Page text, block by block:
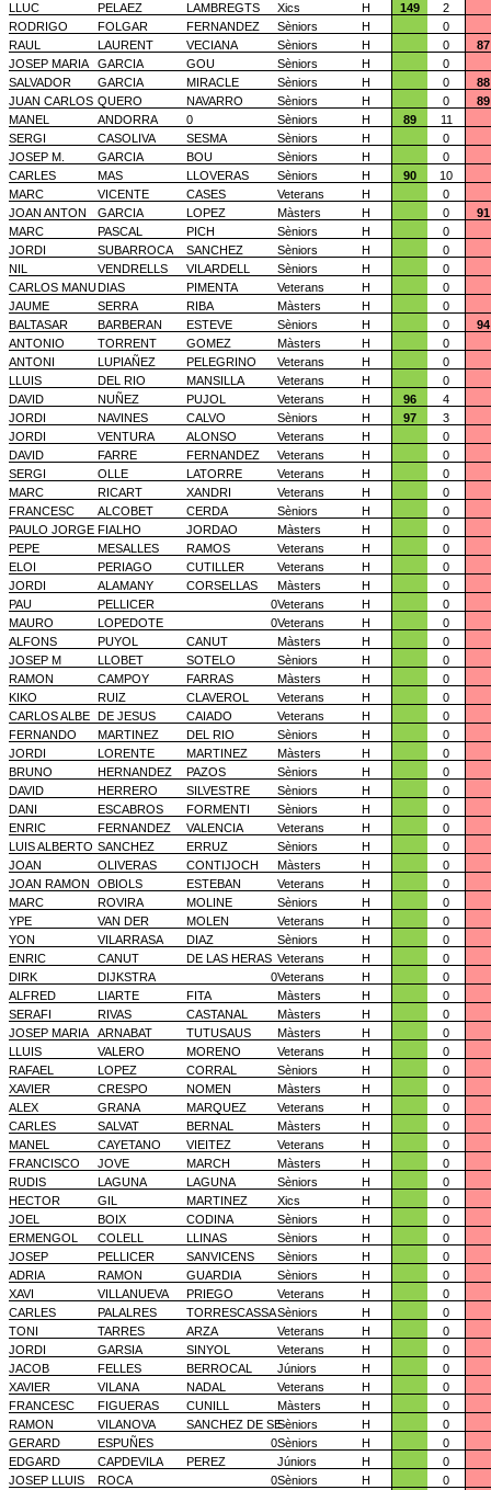
LLUC
PELAEZ LAMBREGTS Xics H 149
2
RODRIGO
FOLGAR FERNANDEZ Sèniors H
0
RAUL
LAURENT VECIANA Sèniors H 0
87
JOSEP MARIA
GARCIA GOU Sèniors H
0
SALVADOR
GARCIA MIRACLE Sèniors H 0
88
JUAN CARLOS QUERO NAVARRO Sèniors H 0
89
MANEL
ANDORRA 0 Sèniors H 89
11
SERGI
CASOLIVA SESMA Sèniors H
0
JOSEP M.
GARCIA BOU Sèniors H
0
CARLES
MAS LLOVERAS Sèniors H 90
10
MARC
VICENTE CASES Veterans H
0
JOAN ANTON
GARCIA LOPEZ Màsters H 0
91
MARC
PASCAL PICH Sèniors H
0
JORDI
SUBARROCA SANCHEZ Sèniors H
0
NIL
VENDRELLS VILARDELL Sèniors H
0
CARLOS MANUDIAS PIMENTA Veterans H
0
JAUME
SERRA RIBA Màsters H
0
BALTASAR
BARBERAN ESTEVE Sèniors H 0
94
ANTONIO
TORRENT GOMEZ Màsters H
0
ANTONI
LUPIAÑEZ PELEGRINO Veterans H
0
LLUIS
DEL RIO MANSILLA Veterans H
0
DAVID
NUÑEZ PUJOL Veterans H 96
4
JORDI
NAVINES CALVO Sèniors H 97
3
JORDI
VENTURA ALONSO Veterans H
0
DAVID
FARRE FERNANDEZ Veterans H
0
SERGI
OLLE LATORRE Veterans H
0
MARC
RICART XANDRI Veterans H
0
FRANCESC
ALCOBET CERDA Sèniors H
0
PAULO JORGE FIALHO JORDAO Màsters H
0
PEPE
MESALLES RAMOS Veterans H
0
ELOI
PERIAGO CUTILLER Veterans H
0
JORDI
ALAMANY CORSELLAS Màsters H
0
PAU
PELLICER 0Veterans H
0
MAURO
LOPEDOTE 0Veterans H
0
ALFONS
PUYOL CANUT Màsters H
0
JOSEP M
LLOBET SOTELO Sèniors H
0
RAMON
CAMPOY FARRAS Màsters H
0
KIKO
RUIZ CLAVEROL Veterans H
0
CARLOS ALBE DE JESUS CAIADO Veterans H
0
FERNANDO
MARTINEZ DEL RIO Sèniors H
0
JORDI
LORENTE MARTINEZ Màsters H
0
BRUNO
HERNANDEZ PAZOS Sèniors H
0
DAVID
HERRERO SILVESTRE Sèniors H
0
DANI
ESCABROS FORMENTI Sèniors H
0
ENRIC
FERNANDEZ VALENCIA Veterans H
0
LUIS ALBERTO SANCHEZ ERRUZ Sèniors H
0
JOAN
OLIVERAS CONTIJOCH Màsters H
0
JOAN RAMON
OBIOLS ESTEBAN Veterans H
0
MARC
ROVIRA MOLINE Sèniors H
0
YPE
VAN DER MOLEN Veterans H
0
YON
VILARRASA DIAZ Sèniors H
0
ENRIC
CANUT DE LAS HERAS Veterans H
0
DIRK
DIJKSTRA 0Veterans H
0
ALFRED
LIARTE FITA Màsters H
0
SERAFI
RIVAS CASTANAL Màsters H
0
JOSEP MARIA
ARNABAT TUTUSAUS Màsters H
0
LLUIS
VALERO MORENO Veterans H
0
RAFAEL
LOPEZ CORRAL Sèniors H
0
XAVIER
CRESPO NOMEN Màsters H
0
ALEX
GRANA MARQUEZ Veterans H
0
CARLES
SALVAT BERNAL Màsters H
0
MANEL
CAYETANO VIEITEZ Veterans H
0
FRANCISCO
JOVE MARCH Màsters H
0
RUDIS
LAGUNA LAGUNA Sèniors H
0
HECTOR
GIL MARTINEZ Xics H
0
JOEL
BOIX CODINA Sèniors H
0
ERMENGOL
COLELL LLINAS Sèniors H
0
JOSEP
PELLICER SANVICENS Sèniors H
0
ADRIA
RAMON GUARDIA Sèniors H
0
XAVI
VILLANUEVA PRIEGO Veterans H
0
CARLES
PALALRES TORRESCASSASèniors H
0
TONI
TARRES ARZA Veterans H
0
JORDI
GARSIA SINYOL Veterans H
0
JACOB
FELLES BERROCAL Júniors H
0
XAVIER
VILANA NADAL Veterans H
0
FRANCESC
FIGUERAS CUNILL Màsters H
0
RAMON
VILANOVA SANCHEZ DE SESèniors H
0
GERARD
ESPUÑES 0Sèniors H
0
EDGARD
CAPDEVILA PEREZ Júniors H
0
JOSEP LLUIS
ROCA 0Sèniors H 0